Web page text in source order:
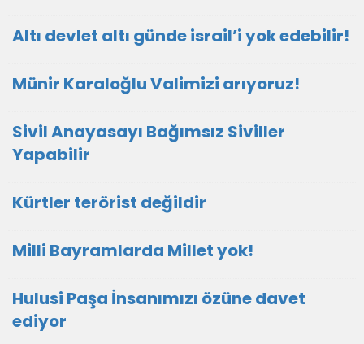
Altı devlet altı günde israil’i yok edebilir!
Münir Karaloğlu Valimizi arıyoruz!
Sivil Anayasayı Bağımsız Siviller
Yapabilir
Kürtler terörist değildir
Milli Bayramlarda Millet yok!
Hulusi Paşa İnsanımızı özüne davet
ediyor